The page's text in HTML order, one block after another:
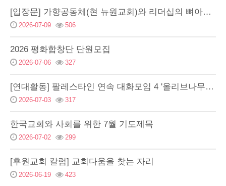
[입장문] 가향공동체(현 뉴원교회)와 리더십의 뼈아픈 자기 성찰과 구조적 복원을 촉구합니다…
2026-07-09 506
2026 평화합창단 단원모집
2026-07-06 327
[연대활동] 팔레스타인 연속 대화모임 4 '올리브나무 한 그루로 만드는 평화 이야기'
2026-07-03 317
한국교회와 사회를 위한 7월 기도제목
2026-07-02 299
[후원교회 칼럼] 교회다움을 찾는 자리
2026-06-19 423